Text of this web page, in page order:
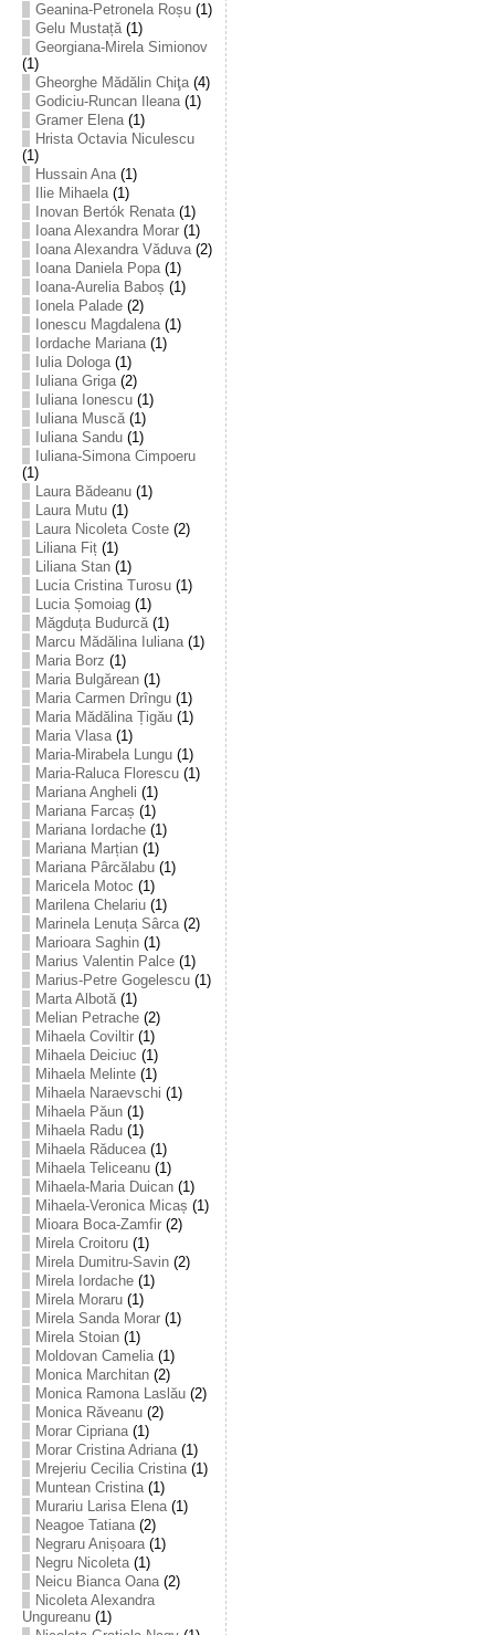
Geanina-Petronela Roșu(1)
Gelu Mustață(1)
Georgiana-Mirela Simionov
(1)
Gheorghe Mădălin Chiţa(4)
Godiciu-Runcan Ileana(1)
Gramer Elena(1)
Hrista Octavia Niculescu
(1)
Hussain Ana(1)
Ilie Mihaela(1)
Inovan Bertók Renata(1)
Ioana Alexandra Morar(1)
Ioana Alexandra Văduva(2)
Ioana Daniela Popa(1)
Ioana-Aurelia Baboș (1)
Ionela Palade(2)
Ionescu Magdalena(1)
Iordache Mariana(1)
Iulia Dologa(1)
Iuliana Griga(2)
Iuliana Ionescu(1)
Iuliana Muscă(1)
Iuliana Sandu(1)
Iuliana-Simona Cimpoeru
(1)
Laura Bădeanu(1)
Laura Mutu(1)
Laura Nicoleta Coste(2)
Liliana Fiț(1)
Liliana Stan(1)
Lucia Cristina Turosu(1)
Lucia Șomoiag(1)
Măgduța Budurcă(1)
Marcu Mădălina Iuliana(1)
Maria Borz (1)
Maria Bulgărean(1)
Maria Carmen Drîngu(1)
Maria Mădălina Țigău(1)
Maria Vlasa(1)
Maria-Mirabela Lungu(1)
Maria-Raluca Florescu(1)
Mariana Angheli (1)
Mariana Farcaș (1)
Mariana Iordache(1)
Mariana Marțian(1)
Mariana Pârcălabu(1)
Maricela Motoc (1)
Marilena Chelariu(1)
Marinela Lenuța Sârca(2)
Marioara Saghin(1)
Marius Valentin Palce(1)
Marius-Petre Gogelescu(1)
Marta Albotă(1)
Melian Petrache(2)
Mihaela Coviltir(1)
Mihaela Deiciuc (1)
Mihaela Melinte(1)
Mihaela Naraevschi (1)
Mihaela Păun(1)
Mihaela Radu(1)
Mihaela Răducea(1)
Mihaela Teliceanu(1)
Mihaela-Maria Duican(1)
Mihaela-Veronica Micaș (1)
Mioara Boca-Zamfir(2)
Mirela Croitoru(1)
Mirela Dumitru-Savin(2)
Mirela Iordache(1)
Mirela Moraru(1)
Mirela Sanda Morar(1)
Mirela Stoian(1)
Moldovan Camelia(1)
Monica Marchitan(2)
Monica Ramona Laslău(2)
Monica Răveanu(2)
Morar Cipriana(1)
Morar Cristina Adriana(1)
Mrejeriu Cecilia Cristina(1)
Muntean Cristina(1)
Murariu Larisa Elena(1)
Neagoe Tatiana(2)
Negraru Anișoara(1)
Negru Nicoleta(1)
Neicu Bianca Oana(2)
Nicoleta Alexandra
Ungureanu(1)